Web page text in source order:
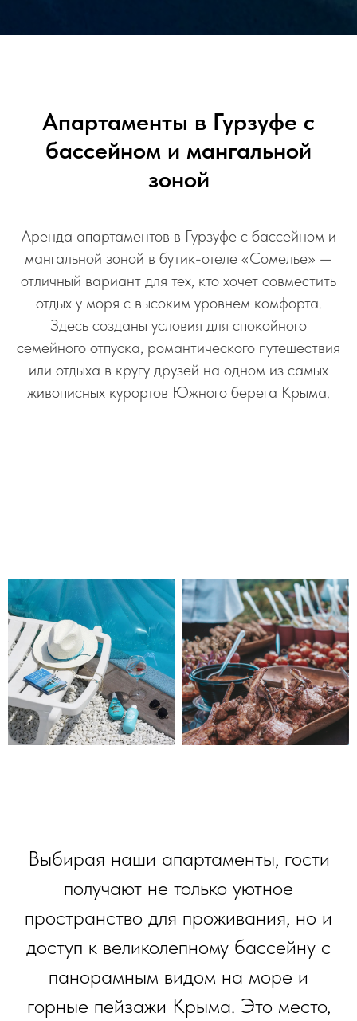
Апартаменты в Гурзуфе с
бассейном и мангальной
зоной
Аренда апартаментов в Гурзуфе с бассейном и
мангальной зоной в бутик-отеле «Сомелье» —
отличный вариант для тех, кто хочет совместить
отдых у моря с высоким уровнем комфорта.
Здесь созданы условия для спокойного
семейного отпуска, романтического путешествия
или отдыха в кругу друзей на одном из самых
живописных курортов Южного берега Крыма.
Выбирая наши апартаменты, гости
получают не только уютное
пространство для проживания, но и
доступ к великолепному бассейну с
панорамным видом на море и
горные пейзажи Крыма. Это место,